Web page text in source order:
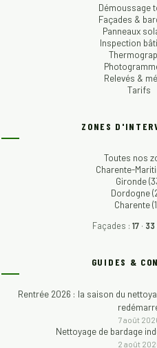
Démoussage
Façades &
Panneaux
Inspection
Relevés &
Tarifs
ZONES
Toutes nos
Charente-
Gironde
Dordogne
Charente
Façades :17 · 33
GUIDES &
Rentrée 2026 : la saison du
7 août
Nettoyage de bardage
2 août